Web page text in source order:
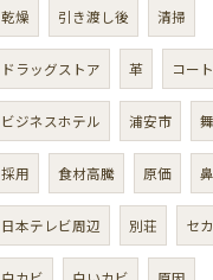
乾燥 引き渡し後 清掃
ドラッグストア 革 コート
ビジネスホテル 浦安市
採用 食材高騰 原価
日本テレビ周辺 別荘 セ